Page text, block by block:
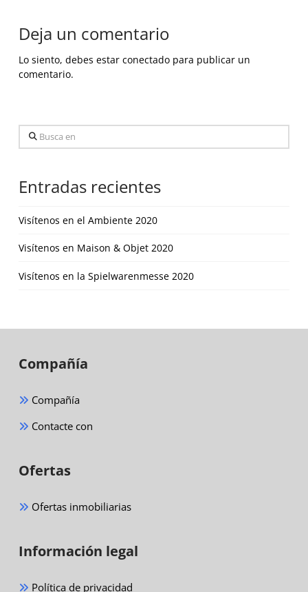
Deja un comentario
Lo siento, debes estar conectadopara publicar un
comentario.
Busca
en
Entradas recientes
Visítenos en el Ambiente 2020
Visítenos en Maison & Objet 2020
Visítenos en la Spielwarenmesse 2020
Compañía
Compañía
Contacte con
Ofertas
Ofertas inmobiliarias
Información legal
Política de privacidad